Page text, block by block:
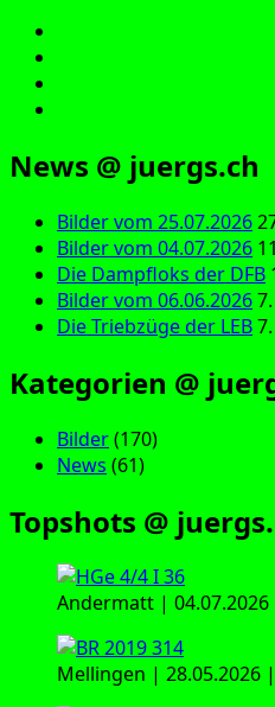
News @ juergs.ch
Bilder vom 25.07.2026
Bilder vom 04.07.2026
Die Dampfloks der DFB
Bilder vom 06.06.2026
Die Triebzüge der LEB
Kategorien @
Bilder(170)
News (61)
Topshots @
Andermatt | 04.07.2026
Mellingen | 28.05.2026